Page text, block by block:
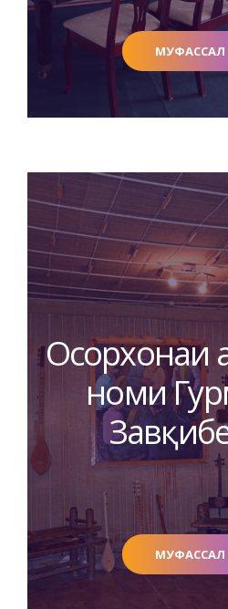
МУФАССАЛ
МУФАССАЛ
Осорхонаи
номи